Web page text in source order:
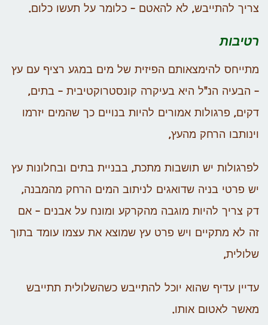
צריך להתייבש, לא להאטם – כלומר על תעשו כלום.
רטיבות
מתייחס להימצאותם הפיזית של מים במגע רציף עם עץ
– הבעיה הנ"ל היא בעיקרה קונסטרוקטיבית – בתים,
דקים, פרגולות אמורים להיות בנויים כך שהמים יזרמו
וינותבו הרחק מהעץ,
לפרגולות יש תושבות מתכת, בבניית בתים ובחלונות עץ
יש פרטי בניה שדואגים לניתוב המים הרחק מהמבנה,
דק צריך להיות מוגבה מהקרקע ומונח על אבנים – אם
זה לא מתקיים ויש פרט עץ שמוצא את עצמו עומד בתוך
שלולית,
עדיין עדיף שהוא יוכל להתייבש כשהשלולית תתייבש
מאשר לאטום אותו.